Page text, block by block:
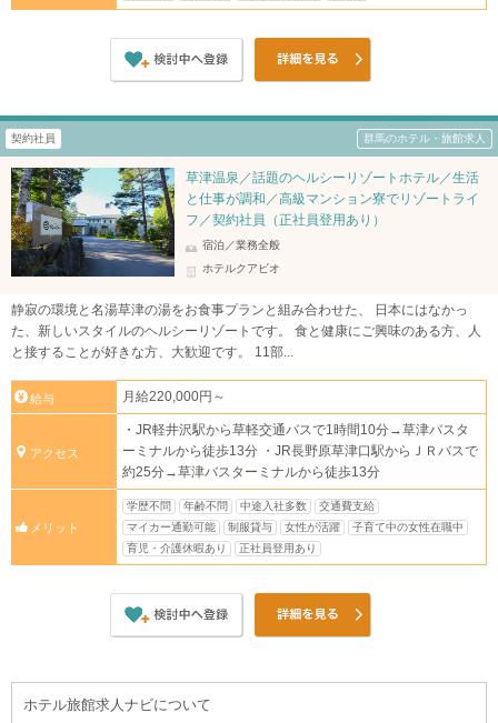
契約社員 群馬のホテル・旅館求人
草津温泉／話題のヘルシーリゾートホテル／生活
と仕事が調和／高級マンション寮でリゾートライ
フ／契約社員（正社員登用あり）
宿泊／業務全般
ホテルクアビオ
静寂の環境と名湯草津の湯をお食事プランと組み合わせた、 日本にはなかっ
た、新しいスタイルのヘルシーリゾートです。 食と健康にご興味のある方、人
と接することが好きな方、大歓迎です。 11部...
給与 月給220,000円～
アクセス
・JR軽井沢駅から草軽交通バスで1時間10分→草津バスタ
ーミナルから徒歩13分 ・JR長野原草津口駅からＪＲバスで
約25分→草津バスターミナルから徒歩13分
メリット
学歴不問 年齢不問 中途入社多数
交通費支給
マイカー通勤可能
制服貸与 女性が活躍
子育て中の女性在職中
育児・介護休暇あり
正社員登用あり
ホテル旅館求人ナビについて